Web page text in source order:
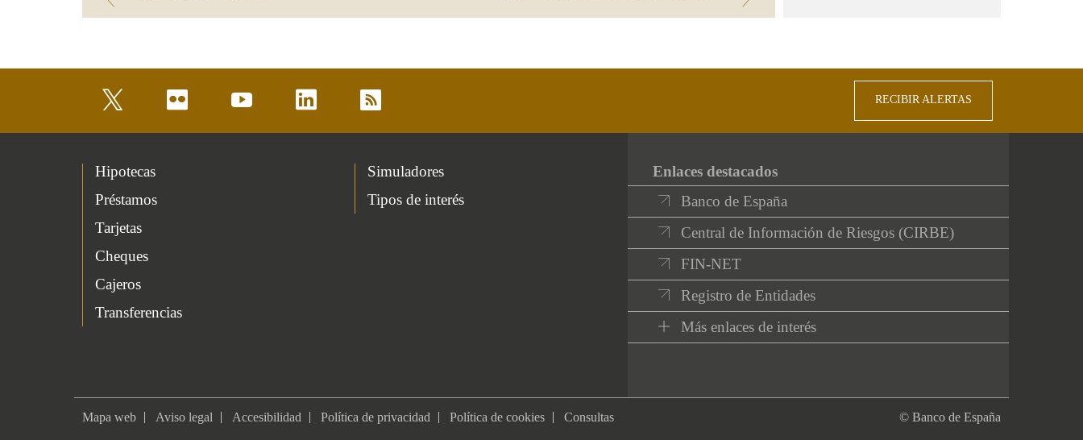
flickr youtube linkedin rss RECIBIR ALERTAS
Hipotecas
Préstamos
Tarjetas
Cheques
Cajeros
Transferencias
Simuladores
Tipos de interés
Enlaces destacados
Banco de España
Central de Información de Riesgos (CIRBE)
FIN-NET
Registro de Entidades
Más enlaces de interés
Mapa web Aviso legal Accesibilidad Política de privacidad Política de cookies Consultas © Banco de España